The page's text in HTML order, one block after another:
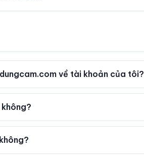
về tài khoản của tôi?